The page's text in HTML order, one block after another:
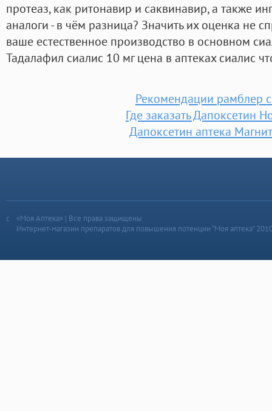
протеаз, как ритонавир и саквинавир, а также
аналоги - в чём разница? Значить их оценка не
ваше естественное производство в основном
Тадалафил сиалис 10 мг цена в аптеках сиалис
Рекомендации рамблер
Где заказать Дапоксетин
Дапоксетин аптека
«Моя Аптека» | Все права защищены
Интернет-магазин препаратов для повышения потенции “Моя аптека”